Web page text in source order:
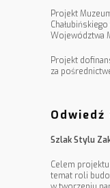
Projekt
Województwa
Projekt
za
Odwiedź
Szlak Stylu
Celem
temat roli